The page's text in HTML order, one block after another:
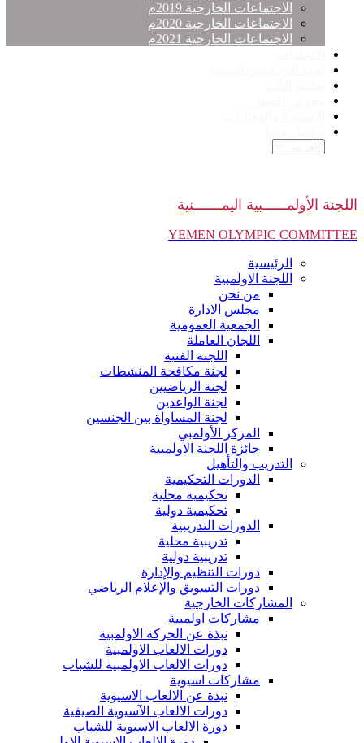
الاجتماعات الخارجية 2019م
الاجتماعات الخارجية 2020م
الاجتماعات الخارجية 2021م
اللجنة الأولمــــــبية اليمـــــــنية
YEMEN OLYMPIC COMMITTEE
الرئيسية
اللجنة الاولمبية
من نحن
مجلس الادارة
الجمعية العمومية
اللجان العاملة
اللجنة الفنية
لجنة مكافحة المنشطات
لجنة الرياضيين
لجنة الواعدين
لجنة المساواة بين الجنسين
المركز الأولمبي
جائزة اللجنة الاولمبية
التدريب والتأهيل
الدورات التحكيمية
تحكيمية محلية
تحكيمية دولية
الدورات التدريبية
تدريبية محلية
تدريبية دولية
دورات التنظيم والإدارة
دورات التسويق والإعلام الرياضي
المشاركات الخارجية
مشاركات اولمبية
نبذة عن الحركة الاولمبية
دورات الالعاب الاولمبية
دورات الالعاب الاولمبية للشباب
مشاركات اسيوية
نبذة عن الالعاب الاسيوية
دورات الالعاب الآسيوية الصيفية
دورة الالعاب الاسيوية للشباب